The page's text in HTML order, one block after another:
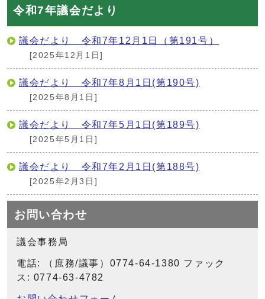
令和7年議会だより
議会だより 令和7年12月1日（第191号）
[2025年12月1日]
議会だより 令和7年8月1日(第190号)
[2025年8月1日]
議会だより 令和7年5月1日(第189号)
[2025年5月1日]
議会だより 令和7年2月1日(第188号)
[2025年2月3日]
お問い合わせ
議会事務局
電話: （庶務/議事）0774-64-1380 ファック
ス: 0774-63-4782